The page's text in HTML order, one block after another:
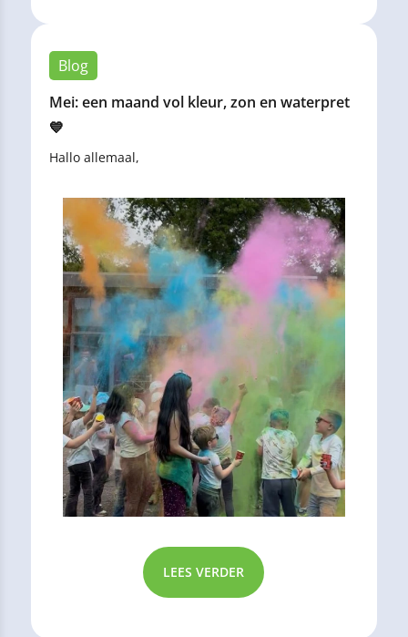
Blog
Mei: een maand vol kleur, zon en waterpret
💙
Hallo allemaal,
LEES VERDER